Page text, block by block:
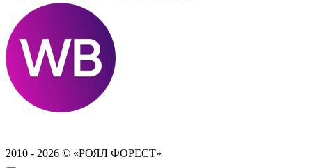
2010 - 2026 © «РОЯЛ ФОРЕСТ»